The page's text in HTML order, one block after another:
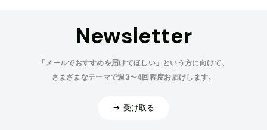
Newsletter
「メールでおすすめを届けてほしい」という方に向けて、
さまざまなテーマで週3〜4回程度お届けします。
受け取る